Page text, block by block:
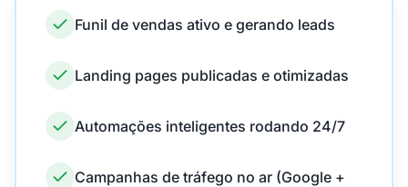
Funil de vendas ativo e gerando leads
Landing pages publicadas e otimizadas
Automações inteligentes rodando 24/7
Campanhas de tráfego no ar (Google +